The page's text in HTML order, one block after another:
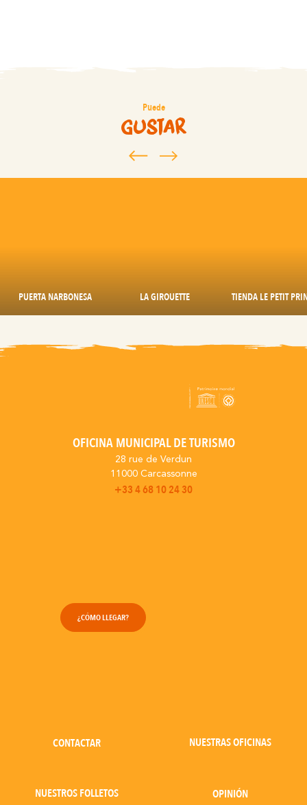
Puede
gustar
PUERTA NARBONESA LA GIROUETTE TIENDA LE PETIT
OFICINA MUNICIPAL DE TURISMO
28 rue de Verdun
11000 Carcassonne
+33 4 68 10 24 30
¿CÓMO LLEGAR?
CONTACTAR NUESTRAS OFICINAS
NUESTROS FOLLETOS OPINIÓN